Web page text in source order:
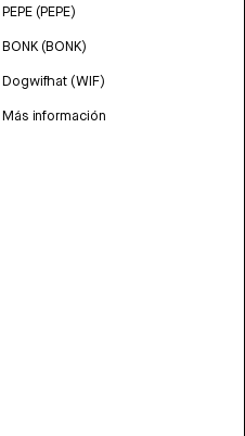
PEPE (PEPE)
BONK (BONK)
Dogwifhat (WIF)
Más información